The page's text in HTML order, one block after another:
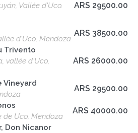
Vallée d'Uco.
ARS 29500.00
d'Uco, Mendoza
ARS 38500.00
Trivento
vallée d'Uco,
ARS 26000.00
Vineyard
ARS 29500.00
de Uco, Mendoza
ARS 40000.00
Don Nicanor